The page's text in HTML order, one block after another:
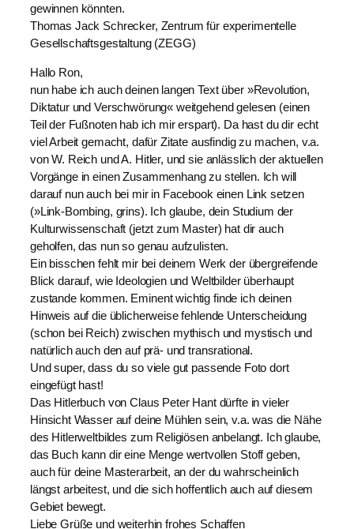
gewinnen könnten.
Thomas Jack Schrecker, Zentrum für experimentelle
Gesellschaftsgestaltung (ZEGG)
Hallo Ron,
nun habe ich auch deinen langen Text über »Revolution,
Diktatur und Verschwörung« weitgehend gelesen (einen
Teil der Fußnoten hab ich mir erspart). Da hast du dir echt
viel Arbeit gemacht, dafür Zitate ausfindig zu machen, v.a.
von W. Reich und A. Hitler, und sie anlässlich der aktuellen
Vorgänge in einen Zusammenhang zu stellen. Ich will
darauf nun auch bei mir in Facebook einen Link setzen
(»Link-Bombing, grins). Ich glaube, dein Studium der
Kulturwissenschaft (jetzt zum Master) hat dir auch
geholfen, das nun so genau aufzulisten.
Ein bisschen fehlt mir bei deinem Werk der übergreifende
Blick darauf, wie Ideologien und Weltbilder überhaupt
zustande kommen. Eminent wichtig finde ich deinen
Hinweis auf die üblicherweise fehlende Unterscheidung
(schon bei Reich) zwischen mythisch und mystisch und
natürlich auch den auf prä- und transrational.
Und super, dass du so viele gut passende Foto dort
eingefügt hast!
Das Hitlerbuch von Claus Peter Hant dürfte in vieler
Hinsicht Wasser auf deine Mühlen sein, v.a. was die Nähe
des Hitlerweltbildes zum Religiösen anbelangt. Ich glaube,
das Buch kann dir eine Menge wertvollen Stoff geben,
auch für deine Masterarbeit, an der du wahrscheinlich
längst arbeitest, und die sich hoffentlich auch auf diesem
Gebiet bewegt.
Liebe Grüße und weiterhin frohes Schaffen